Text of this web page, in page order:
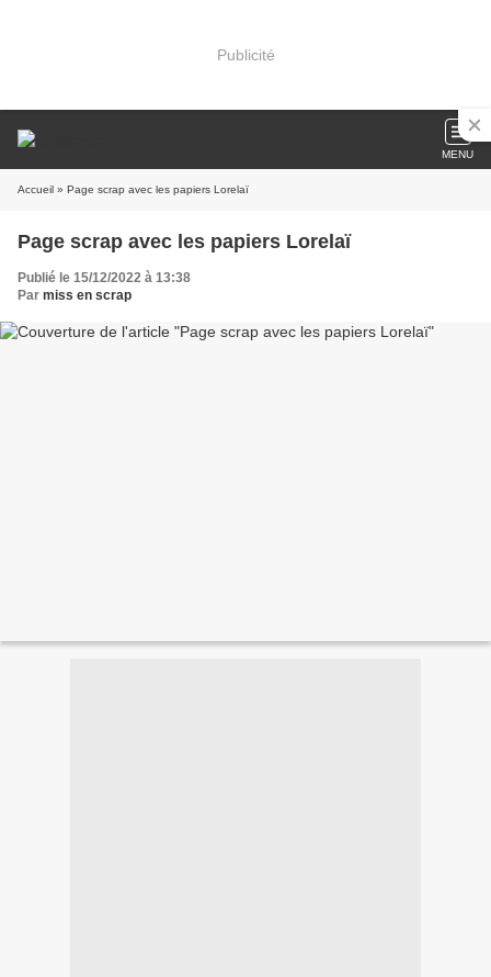
Publicité
MENU
Accueil » Page scrap avec les papiers Lorelaï
Page scrap avec les papiers Lorelaï
Publié le 15/12/2022 à 13:38
Par miss en scrap